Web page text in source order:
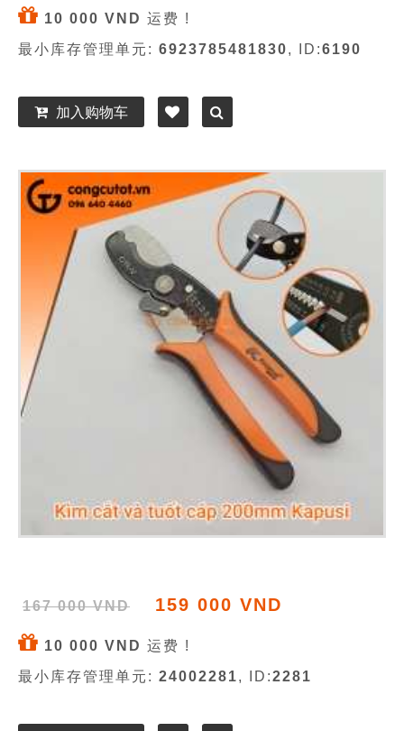
10 000 VND 运费 !
最小库存管理单元: 6923785481830, ID:6190
加入购物车
167 000 VND 159 000 VND
10 000 VND 运费 !
最小库存管理单元: 24002281, ID:2281